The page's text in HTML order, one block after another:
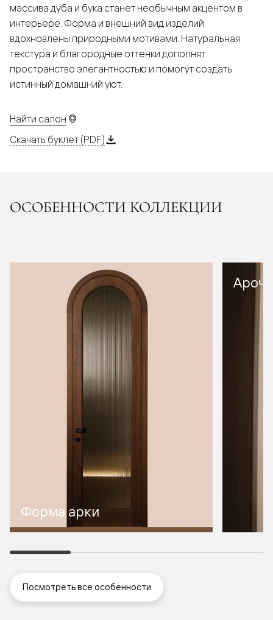
массива дуба и бука станет необычным акцентом в
интерьере. Форма и внешний вид изделий
вдохновлены природными мотивами. Натуральная
текстура и благородные оттенки дополнят
пространство элегантностью и помогут создать
истинный домашний уют.
Найти салон
Скачать буклет (PDF)
ОСОБЕННОСТИ КОЛЛЕКЦИИ
Форма арки
Посмотреть все особенности